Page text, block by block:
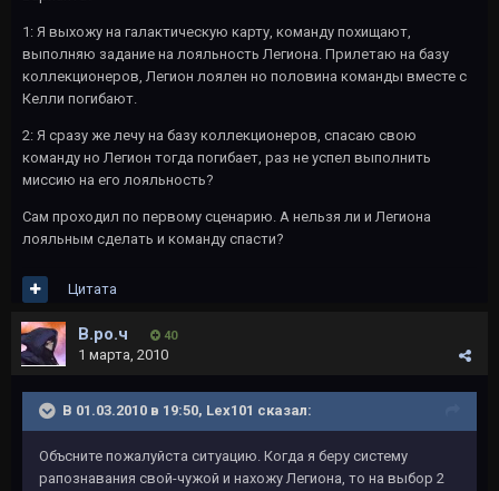
1: Я выхожу на галактическую карту, команду похищают,
выполняю задание на лояльность Легиона. Прилетаю на базу
коллекционеров, Легион лоялен но половина команды вместе с
Келли погибают.
2: Я сразу же лечу на базу коллекционеров, спасаю свою
команду но Легион тогда погибает, раз не успел выполнить
миссию на его лояльность?
Сам проходил по первому сценарию. А нельзя ли и Легиона
лояльным сделать и команду спасти?
Цитата
В.ро.ч 40
1 марта, 2010
В 01.03.2010 в 19:50, Lex101 сказал:
Объсните пожалуйста ситуацию. Когда я беру систему
рапознавания свой-чужой и нахожу Легиона, то на выбор 2